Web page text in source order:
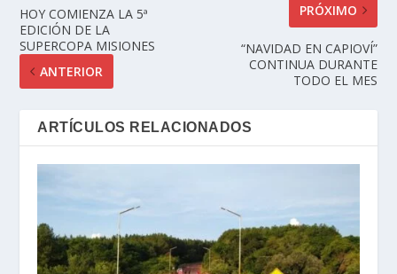
HOY COMIENZA LA 5ª
EDICIÓN DE LA
SUPERCOPA MISIONES
ANTERIOR
PRÓXIMO
“NAVIDAD EN CAPIOVÍ”
CONTINUA DURANTE
TODO EL MES
ARTÍCULOS RELACIONADOS